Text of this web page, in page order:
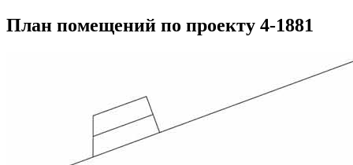
План помещений по проекту 4-1881